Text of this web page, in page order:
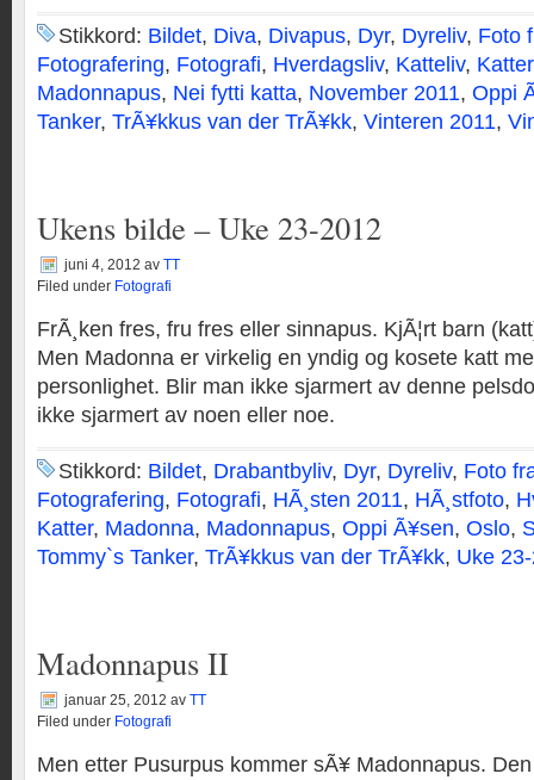
Stikkord: Bildet, Diva, Divapus, Dyr, Dyreliv, Foto
Fotografering, Fotografi, Hverdagsliv, Katteliv, Katter
Madonnapus, Nei fytti katta, November 2011, Oppi
Tanker, TrÃ¥kkus van der TrÃ¥kk, Vinteren 2011,
Ukens bilde – Uke 23-2012
juni 4, 2012 av TT
Filed under Fotografi
FrÃ¸ken fres, fru fres eller sinnapus. KjÃ¦rt barn
Men Madonna er virkelig en yndig og kosete katt
personlighet. Blir man ikke sjarmert av denne
ikke sjarmert av noen eller noe.
Stikkord: Bildet, Drabantbyliv, Dyr, Dyreliv, Foto
Fotografering, Fotografi, HÃ¸sten 2011, HÃ¸stfoto,
Katter, Madonna, Madonnapus, Oppi Ã¥sen, Oslo,
Tommy`s Tanker, TrÃ¥kkus van der TrÃ¥kk, Uke
Madonnapus II
januar 25, 2012 av TT
Filed under Fotografi
Men etter Pusurpus kommer sÃ¥ Madonnapus.